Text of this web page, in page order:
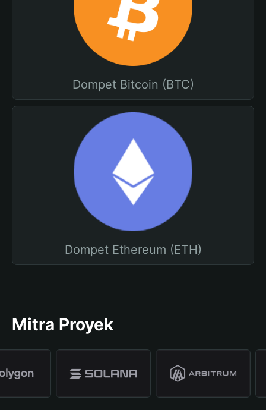
Dompet Bitcoin (BTC)
Dompet Ethereum (ETH)
Mitra Proyek